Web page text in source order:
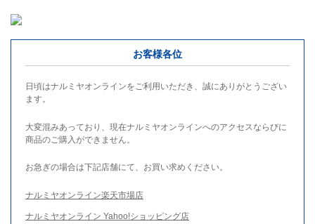
お客様各位
日頃はナルミヤオンラインをご利用いただき、誠にありがとうござい
ます。
大変混みあっており、現在ナルミヤオンラインへのアクセスならびに
商品のご購入ができません。
お急ぎの場合は下記店舗にて、お買い求めください。
ナルミヤオンライン楽天市場店
ナルミヤオンライン Yahoo!ショッピング店